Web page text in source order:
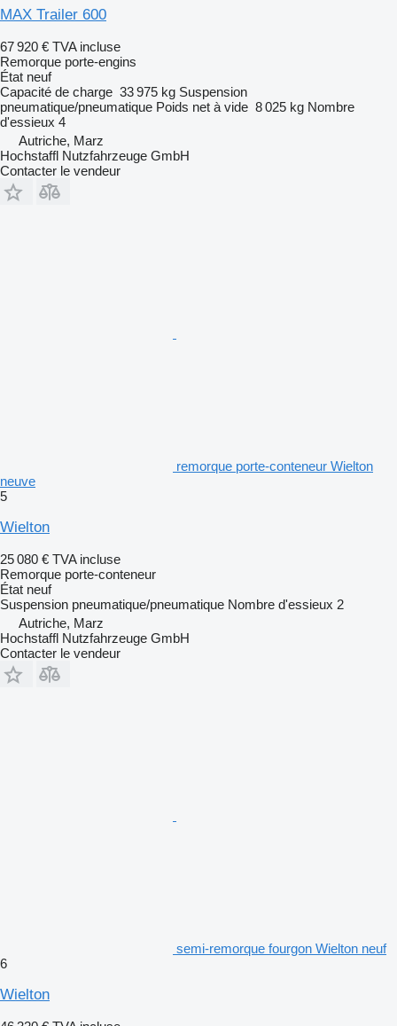
MAX Trailer 600
67 920 € TVA incluse
Remorque porte-engins
État neuf
Capacité de charge 33 975 kg Suspension
pneumatique/pneumatique Poids net à vide 8 025 kg Nombre
d'essieux 4
Autriche, Marz
Hochstaffl Nutzfahrzeuge GmbH
Contacter le vendeur
remorque porte-conteneur Wielton
neuve
5
Wielton
25 080 € TVA incluse
Remorque porte-conteneur
État neuf
Suspension pneumatique/pneumatique Nombre d'essieux 2
Autriche, Marz
Hochstaffl Nutzfahrzeuge GmbH
Contacter le vendeur
semi-remorque fourgon Wielton neuf
6
Wielton